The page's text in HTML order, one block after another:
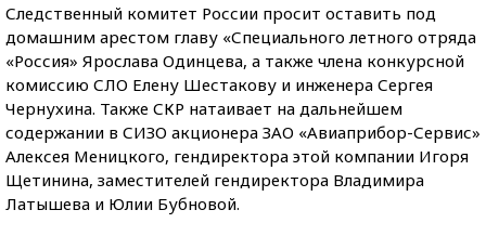
Следственный комитет России просит оставить под
домашним арестом главу «Специального летного отряда
«Россия» Ярослава Одинцева, а также члена конкурсной
комиссию СЛО Елену Шестакову и инженера Сергея
Чернухина. Также СКР натаивает на дальнейшем
содержании в СИЗО акционера ЗАО «Авиаприбор-Сервис»
Алексея Меницкого, гендиректора этой компании Игоря
Щетинина, заместителей гендиректора Владимира
Латышева и Юлии Бубновой.